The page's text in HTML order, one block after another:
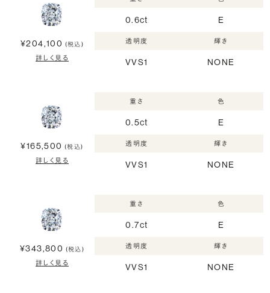
¥204,100 (税込)
詳しく見る
0.6ct E
透明度
VVS1
輝き
NONE
¥165,500 (税込)
詳しく見る
重さ
0.5ct
色
E
透明度
VVS1
輝き
NONE
¥343,800 (税込)
詳しく見る
重さ
0.7ct
色
E
透明度
VVS1
輝き
NONE